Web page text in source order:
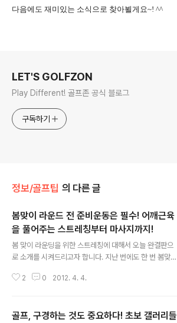
다음에도 재미있는 소식으로 찾아뵐게요~! ^^
LET'S GOLFZON
Play Different! 골프존 공식 블로그
구독하기
정보/골프팁 의 다른 글
봄맞이 라운드 전 준비운동은 필수! 어깨근육
을 풀어주는 스트레칭부터 마사지까지!
봄 맞이 라운딩을 위한 스트레칭에 대해서 오늘 완결판으
로 소개를 시켜드리고자 합니다. 지난 번에도 한 번 봄맞이
부터 마사지까지 완벽하게 여러분들의 봄맞이 라운딩을 위
고 있는 지금 이시기에 쌓인 모든 정신적 육체적 피로를 풀
2 0 2012. 4. 4.
골프, 구경하는 것도 중요하다! 초보 갤러리들